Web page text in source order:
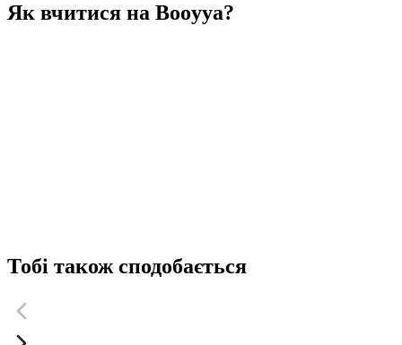
Як вчитися на Booyya?
Тобі також сподобається